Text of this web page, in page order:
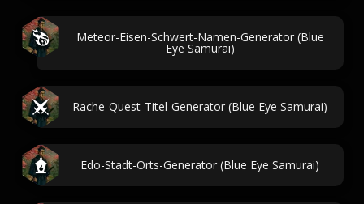
Meteor-Eisen-Schwert-Namen-Generator (Blue
Eye Samurai)
Rache-Quest-Titel-Generator (Blue Eye Samurai)
Edo-Stadt-Orts-Generator (Blue Eye Samurai)